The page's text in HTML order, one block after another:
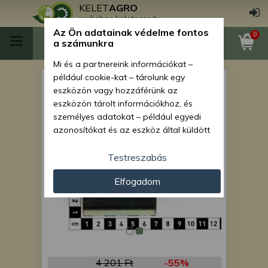
KELETAGRO
webshop.keletagro.hu
0
persely GD turbinához,
33x42x62
4 201 Ft -55%
Az Ön adatainak védelme fontos
a számunkra
Mi és a partnereink információkat –
például cookie-kat – tárolunk egy
eszközön vagy hozzáférünk az
eszközön tárolt információkhoz, és
személyes adatokat – például egyedi
azonosítókat és az eszköz által küldött
személyre szabott hirdetések és
tartalom nyújtásához, hirdetés- és
tartalomméréshez, nézettségi adatok
gyűjtéséhez, valamint termékek
kifejlesztéséhez és a termékek
javításához. Az Ön engedélyével mi és a
partnereink eszközleolvasásos
adatokat és azonosítási információkat
Testreszabás
Elfogadom